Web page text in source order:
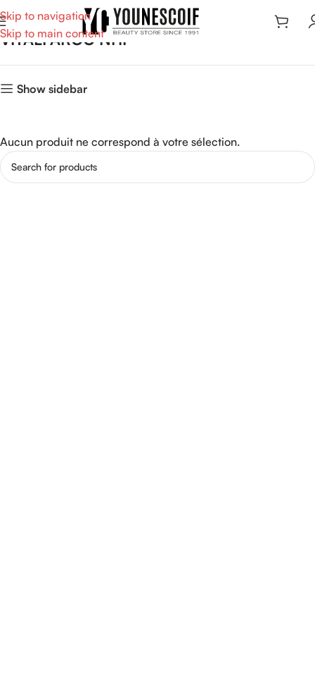
Skip to navigation
Skip to main content
VITALFARCO NHP
Show sidebar
Aucun produit ne correspond à votre sélection.